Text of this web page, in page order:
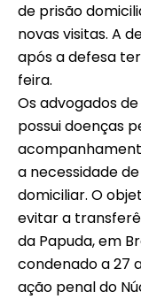
de prisão
novas visitas. A
após a defesa
feira.
Os advogados
possui doenças
a necessidade
domiciliar. O
evitar a
da Papuda, em
condenado a 27
ação penal do